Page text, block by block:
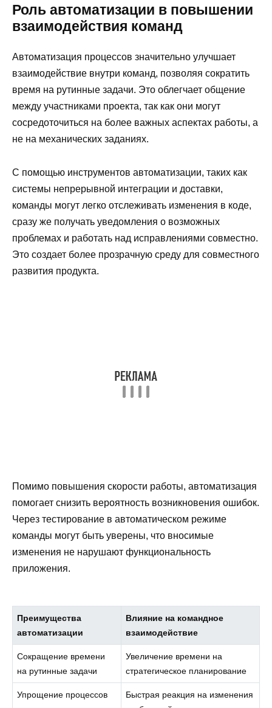
Роль автоматизации в повышении
взаимодействия команд
Автоматизация процессов значительно улучшает
взаимодействие внутри команд, позволяя сократить
время на рутинные задачи. Это облегчает общение
между участниками проекта, так как они могут
сосредоточиться на более важных аспектах работы, а
не на механических заданиях.
С помощью инструментов автоматизации, таких как
системы непрерывной интеграции и доставки,
команды могут легко отслеживать изменения в коде,
сразу же получать уведомления о возможных
проблемах и работать над исправлениями совместно.
Это создает более прозрачную среду для совместного
развития продукта.
Помимо повышения скорости работы, автоматизация
помогает снизить вероятность возникновения ошибок.
Через тестирование в автоматическом режиме
команды могут быть уверены, что вносимые
изменения не нарушают функциональность
приложения.
Преимущества
автоматизации
Влияние на командное
взаимодействие
Сокращение времени
на рутинные задачи
Увеличение времени на
стратегическое планирование
Упрощение процессов
Быстрая реакция на изменения